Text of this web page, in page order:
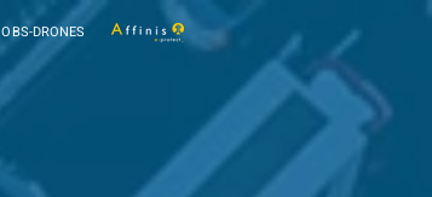
OBS-DRONES